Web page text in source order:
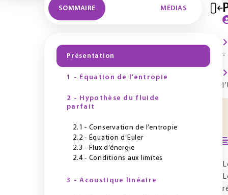
SOMMAIRE MÉDIAS
Présentation
1 - Équation de l’entropie
2 - Hypothèse du fluide
parfait
2.1 - Conservation de l’entropie
2.2 - Équation d’Euler
2.3 - Flux d’énergie
2.4 - Conditions aux limites
3 - Acoustique linéaire
-